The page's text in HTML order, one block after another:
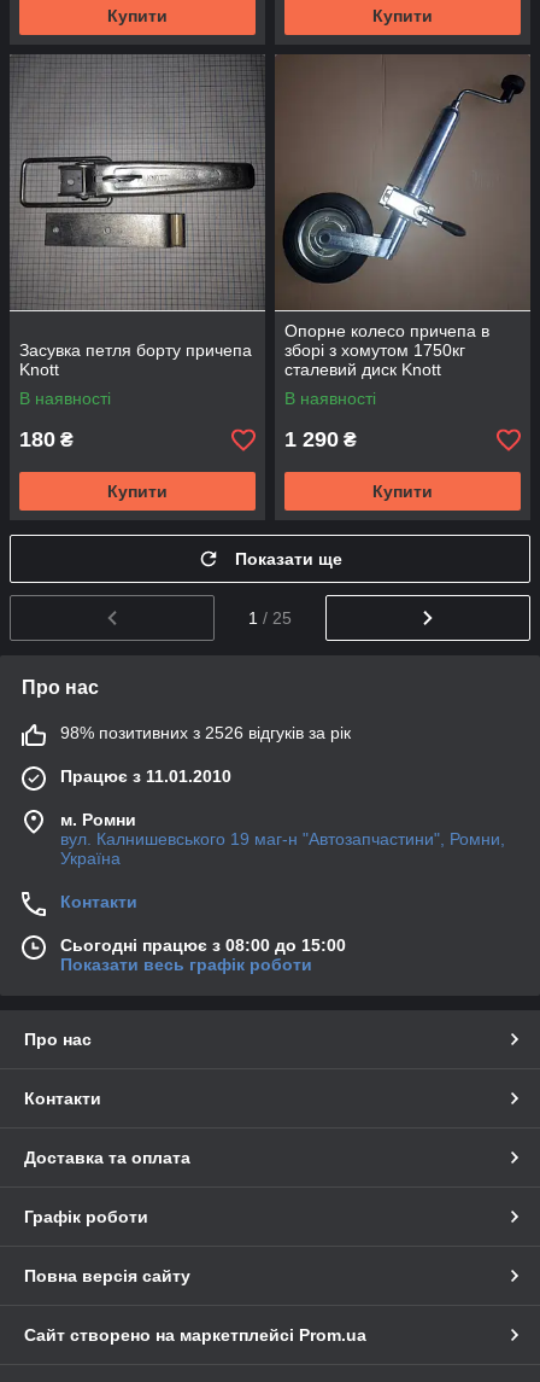
Купити Купити
Засувка петля борту причепа
Knott
В наявності
180 ₴
Купити
Опорне колесо причепа в
зборі з хомутом 1750кг
сталевий диск Knott
В наявності
1 290 ₴
Купити
Показати ще
1 / 25
Про нас
98% позитивних з 2526 відгуків за рік
Працює з 11.01.2010
м. Ромни
вул. Калнишевського 19 маг-н "Автозапчастини", Ромни,
Україна
Контакти
Сьогодні працює з 08:00 до 15:00
Показати весь графік роботи
Про нас
Контакти
Доставка та оплата
Графік роботи
Повна версія сайту
Сайт створено на маркетплейсі Prom.ua